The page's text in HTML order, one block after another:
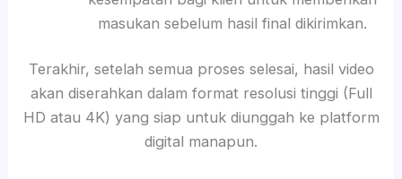
masukan sebelum hasil final dikirimkan.
Terakhir, setelah semua proses selesai, hasil video
akan diserahkan dalam format resolusi tinggi (Full
HD atau 4K) yang siap untuk diunggah ke platform
digital manapun.